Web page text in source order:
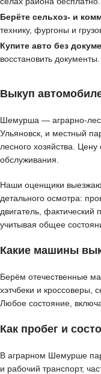
Берёте сельхоз- и
технику, фургоны и
Купите авто без
восстановить документы.
Выкуп
Шемурша — аграрно-
Ульяновск, и местный
лесного хозяйства.
обслуживания.
Наши оценщики
детального осмотра:
двигатель, фактический
учитывая общее
Какие машины
Берём отечественные
хэтчбеки и кроссоверы,
Любое состояние,
Как пробег и
В аграрном Шемурше
и рабочий транспорт,